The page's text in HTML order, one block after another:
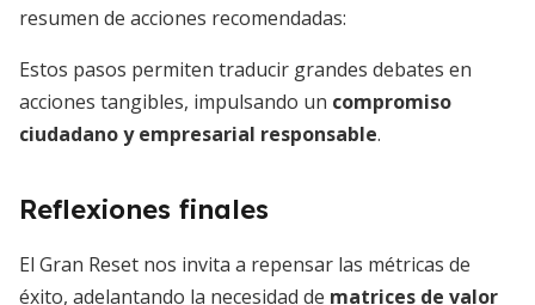
resumen de acciones recomendadas:
Estos pasos permiten traducir grandes debates en
acciones tangibles, impulsando un compromiso
ciudadano y empresarial responsable.
Reflexiones finales
El Gran Reset nos invita a repensar las métricas de
éxito, adelantando la necesidad de matrices de valor